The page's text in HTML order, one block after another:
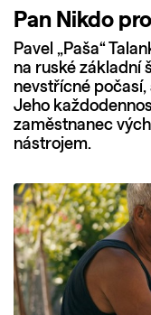
Pan Nikdo
Pavel „Paša“
na ruské základní
nevstřícné počasí,
Jeho
zaměstnanec
nástrojem.